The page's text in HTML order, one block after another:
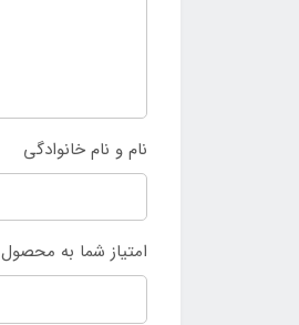
نام و نام خانوادگی
امتیاز شما به محصول